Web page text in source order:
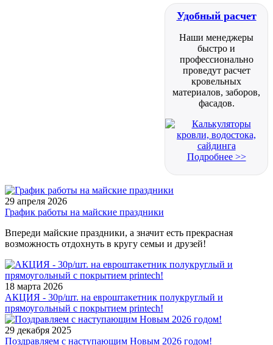
Удобный расчет
Наши менеджеры
быстро и
профессионально
проведут расчет
кровельных
материалов, заборов,
фасадов.
Подробнее >>
29 апреля 2026
График работы на майские праздники
Впереди майские праздники, а значит есть прекрасная
возможность отдохнуть в кругу семьи и друзей!
18 марта 2026
АКЦИЯ - 30р/шт. на евроштакетник полукруглый и
прямоугольный с покрытием printech!
29 декабря 2025
Поздравляем с наступающим Новым 2026 годом!